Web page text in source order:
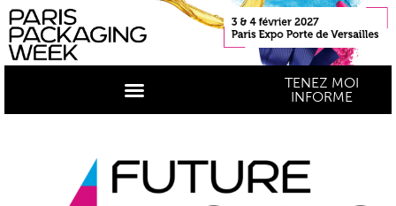
TENEZ MOI
INFORME